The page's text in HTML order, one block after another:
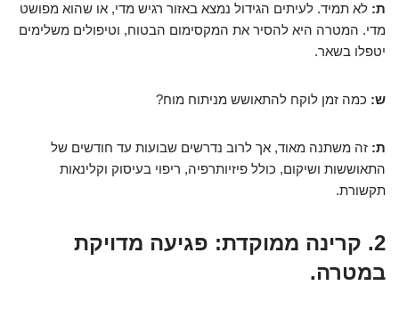
ת: לא תמיד. לעיתים הגידול נמצא באזור רגיש מדי, או שהוא מפושט
מדי. המטרה היא להסיר את המקסימום הבטוח, וטיפולים משלימים
יטפלו בשאר.
ש: כמה זמן לוקח להתאושש מניתוח מוח?
ת: זה משתנה מאוד, אך לרוב נדרשים שבועות עד חודשים של
התאוששות ושיקום, כולל פיזיותרפיה, ריפוי בעיסוק וקלינאות
תקשורת.
2. קרינה ממוקדת: פגיעה מדויקת
במטרה.